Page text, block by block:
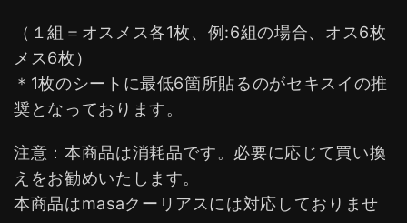
（１組＝オスメス各1枚、例:6組の場合、オス6枚
メス6枚）
＊1枚のシートに最低6箇所貼るのがセキスイの推
奨となっております。
注意：本商品は消耗品です。必要に応じて買い換
えをお勧めいたします。
本商品はmasaクーリアスには対応しておりませ